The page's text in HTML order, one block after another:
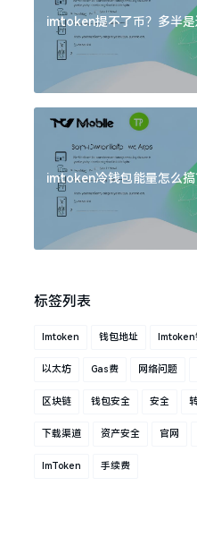
imtoken提不了币？多半
imtoken冷钱包能量怎么
标签列表
Imtoken 钱包地址
以太坊 Gas费 网络问题
区块链 钱包安全 安全
下载渠道 资产安全 官网
ImToken 手续费